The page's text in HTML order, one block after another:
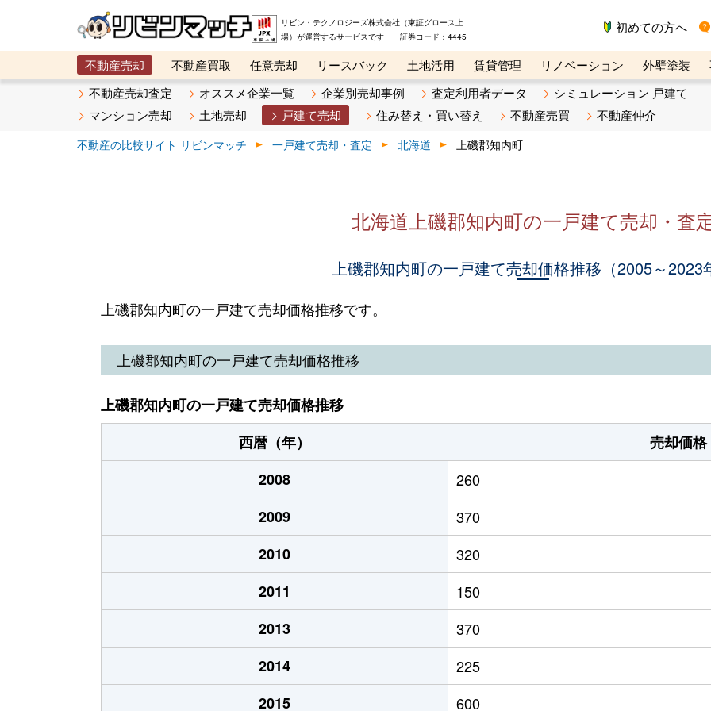
リビン・テクノロジーズ株式会社（東証グロース上
場）が運営するサービスです 証券コード：4445
初めての方へ
不動産売却 不動産買取 任意売却 リースバック 土地活用 賃貸管理 リノベーション 外壁塗装
メタ住宅展示場
ベスト不動産カンパニー オンライン講座 リビンマガジンBiz 不動産売却ご相談デスク
不動産売却査定 オススメ企業一覧 企業別売却事例 査定利用者データ
シミュレーション 戸建て
マンション売却
土地売却 戸建て売却 住み替え・買い替え 不動産売買 不動産仲介
不動産の比較サイト リビンマッチ 一戸建て売却・査定 北海道 上磯郡知内町
北海道上磯郡知内町の一戸建て売却・査
上磯郡知内町の一戸建て売却価格推移（2005～2023
上磯郡知内町の一戸建て売却価格推移です。
上磯郡知内町の一戸建て売却価格推移
上磯郡知内町の一戸建て売却価格推移
西暦（年）
売却価
2008
260
2009
370
2010
320
2011
150
2013
370
2014
225
2015
600